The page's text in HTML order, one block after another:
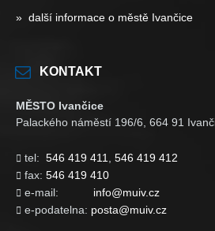
» další informace o městě Ivančice
KONTAKT
MĚSTO Ivančice
Palackého náměstí 196/6, 664 91
 tel: 546 419 411 546 419 412
 fax: 546 419 410
 e-mail: info@muiv.cz
 e-podatelna: posta@muiv.cz